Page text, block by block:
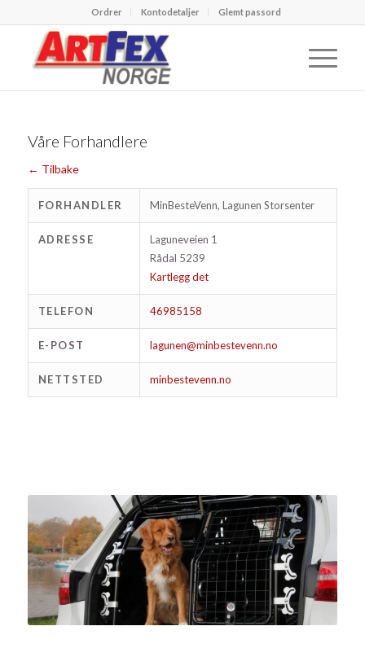
Ordrer Kontodetaljer Glemt passord
Våre Forhandlere
← Tilbake
FORHANDLER MinBesteVenn, Lagunen Storsenter
ADRESSE
Laguneveien 1
Rådal 5239
Kartlegg det
TELEFON 46985158
E-POST lagunen@minbestevenn.no
NETTSTED minbestevenn.no